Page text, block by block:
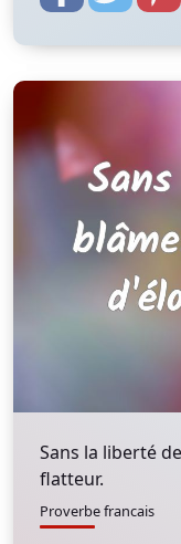
Sans la liberté
flatteur.
Proverbe francais